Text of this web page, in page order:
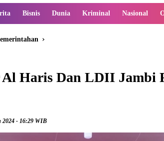
Bisnis Dunia Kriminal Nasional
Haris Dan LDII Jambi
2024 - 16:29 WIB